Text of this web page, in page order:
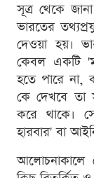
সূত্র থেকে
ভারতের
দেওয়া হয়।
কেবল একটি
হতে পারে না,
কে দেখবে তা
করে থাকে।
হারবার' বা
আলোচনাকালে